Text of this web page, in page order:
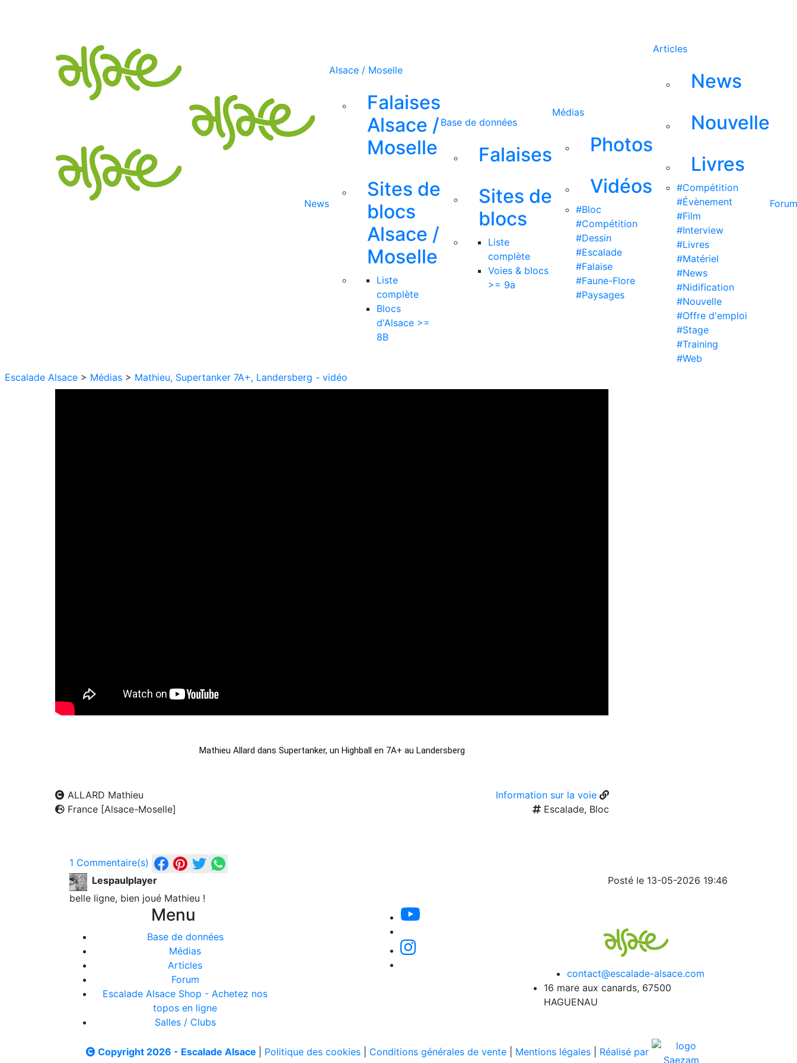
News
Alsace / Moselle
Falaises
Alsace /
Moselle
Sites de
blocs
Alsace /
Moselle
Liste
complète
Blocs
d'Alsace >=
8B
Base de données
Falaises
Sites de
blocs
Liste
complète
Voies & blocs
>= 9a
Médias
Photos
Vidéos
#Bloc
#Compétition
#Dessin
#Escalade
#Falaise
#Faune-Flore
#Paysages
Articles
News
Nouvelle
Livres
#Compétition
#Évènement
#Film
#Interview
#Livres
#Matériel
#News
#Nidification
#Nouvelle
#Offre d'emploi
#Stage
#Training
#Web
Forum
Escalade Alsace > Médias > Mathieu, Supertanker 7A+, Landersberg - vidéo
Mathieu Allard dans Supertanker, un Highball en 7A+ au Landersberg
ALLARD Mathieu
Information sur la voie
France [Alsace-Moselle]
Escalade, Bloc
1 Commentaire(s)
Lespaulplayer
Posté le 13-05-2026 19:46
belle ligne, bien joué Mathieu !
Menu
Base de données
Médias
Articles
Forum
Escalade Alsace Shop - Achetez nos
topos en ligne
Salles / Clubs
contact@escalade-alsace.com
16 mare aux canards, 67500
HAGUENAU
Copyright 2026 - Escalade Alsace Politique des cookies Conditions générales de vente Mentions légales Réalisé par